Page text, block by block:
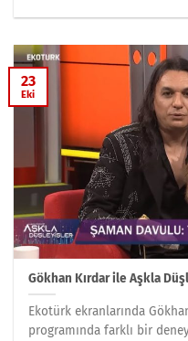
Gökhan Kırdar ile Aşkla
Ekotürk ekranlarında
programında farklı bir
23
Eki